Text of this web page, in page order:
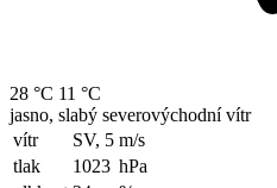
28 °C 11 °C
jasno, slabý severovýchodní vítr
vítr
SV, 5 m/s
tlak
1023 hPa